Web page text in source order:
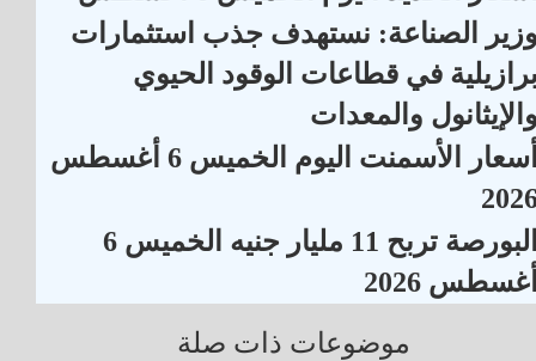
الصناعة: نستهدف جذب استثمارات
في قطاعات الوقود الحيوي
والمعدات
أسعار الأسمنت اليوم الخميس 6 أغسطس
البورصة تربح 11 مليار جنيه الخميس 6
2026
موضوعات ذات صلة